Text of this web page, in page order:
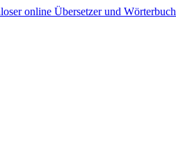
online Übersetzer und Wörterbuch